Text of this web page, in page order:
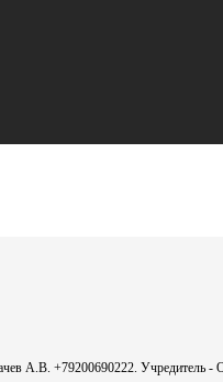
А.В. +79200690222. Учредитель